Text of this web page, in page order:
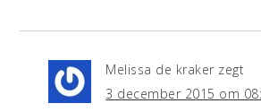
Melissa de kraker zegt
3 december 2015 om